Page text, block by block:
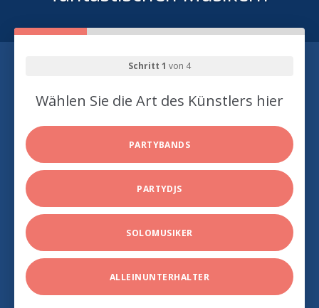
Schritt 1 von 4
Wählen Sie die Art des Künstlers hier
PARTYBANDS
PARTYDJS
SOLOMUSIKER
ALLEINUNTERHALTER